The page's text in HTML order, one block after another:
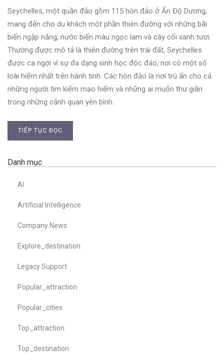
Seychelles, một quần đảo gồm 115 hòn đảo ở Ấn Độ Dương,
mang đến cho du khách một phần thiên đường với những bãi
biển ngập nắng, nước biển màu ngọc lam và cây cối xanh tươi.
Thường được mô tả là thiên đường trên trái đất, Seychelles
được ca ngợi vì sự đa dạng sinh học độc đáo, nơi có một số
loài hiếm nhất trên hành tinh. Các hòn đảo là nơi trú ẩn cho cả
những người tìm kiếm mạo hiểm và những ai muốn thư giãn
trong những cảnh quan yên bình.
TIẾP TỤC ĐỌC
Danh mục
AI
Artificial Intelligence
Company News
Explore_destination
Legacy Support
Popular_attraction
Popular_cities
Top_attraction
Top_destination